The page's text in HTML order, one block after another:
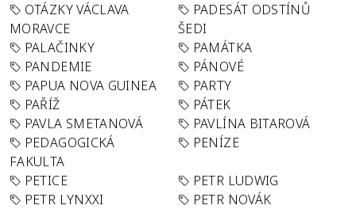
OTÁZKY VÁCLAVA
MORAVCE
PADESÁT ODSTÍNŮ
ŠEDI
PALAČINKY
PAMÁTKA
PANDEMIE
PÁNOVÉ
PAPUA NOVA GUINEA
PARTY
PAŘÍŽ
PÁTEK
PAVLA SMETANOVÁ
PAVLÍNA BITAROVÁ
PEDAGOGICKÁ
FAKULTA
PENÍZE
PETICE
PETR LUDWIG
PETR LYNXXI
PETR NOVÁK